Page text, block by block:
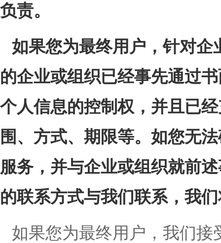
负责。
如果您为最终用户，针对
的企业或组织已经事先通过
个人信息的控制权，并且已
围、方式、期限等。如您无
服务，并与企业或组织就前
的联系方式与我们联系，我
如果您为最终用户，我们